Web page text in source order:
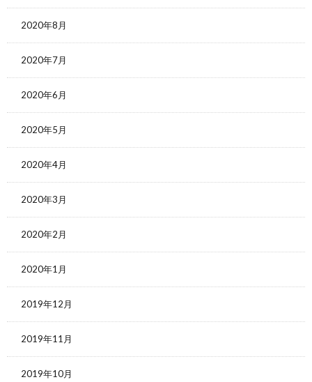
2020年8月
2020年7月
2020年6月
2020年5月
2020年4月
2020年3月
2020年2月
2020年1月
2019年12月
2019年11月
2019年10月